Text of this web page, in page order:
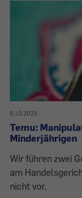
6.10.2025
Temu:
Minderjährigen
Wir führen zwei
am
nicht vor.